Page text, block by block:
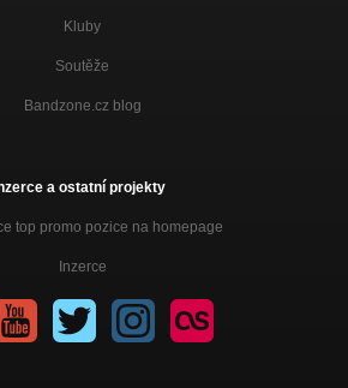
Kluby
Soutěže
Bandzone.cz blog
a ostatní projekty
top promo pozice na homepage
Inzerce